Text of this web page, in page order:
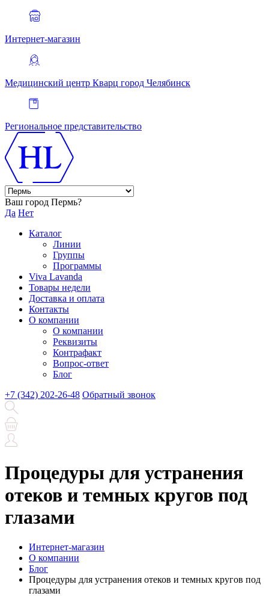
Интернет-магазин
Медицинский центр Кварц город Челябинск
Региональное представительство
Ваш город Пермь?
Да Нет
Каталог
Линии
Группы
Программы
Viva Lavanda
Товары недели
Доставка и оплата
Контакты
О компании
О компании
Реквизиты
Контрафакт
Вопрос-ответ
Блог
+7 (342) 202-26-48 Обратный звонок
Процедуры для устранения
отеков и темных кругов под
глазами
Интернет-магазин
О компании
Блог
Процедуры для устранения отеков и темных кругов под
глазами